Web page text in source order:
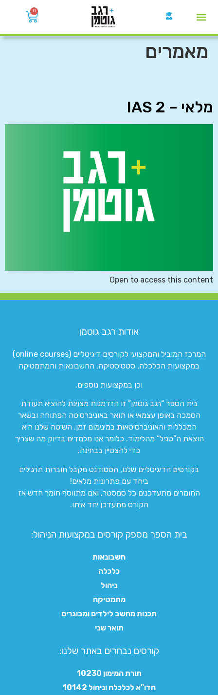
0
מאמרים
מלאי – IAS 2
Open to access this content
אודות רגב גוטמן
המרכז המוביל והמקצועי לקורסים דיגיטליים (online courses)
במקצועות הכלכלה, סטטיסטיקה, החשבונאות והמתמטיקה
וכן במקצועות נוספים.
בית הספר “רגב גוטמן” זו הזדמנות מצוינת להוציא תעודת
הסמכה באופן עצמאי או תואר באוניברסיטה הפתוחה ובשאר
המכללות והאוניברסיטאות במינימום זמן. השיטה שלנו היא
הוצאת ה”טפל” מהלימוד. כלומר אנו מלמדים בדיוק מה שצריך
כדי להצטיין בבחינה.
בקורסים הדיגיטליים שלנו, הסטודנט מקבל חוברות תרגילים
ביחד עם פתרונות מלאים!
החומרים מתעדכנים כל סמסטר, ואם מתווסף חומר חדש אז
הקורס מתעדכן יחד איתו.
בית הספר מספק קורסים במקצועות הניהול:
חשבונאות
כלכלה
ניהול
מתמטיקה
תכנות מחשב לילדים ומבוגרים
תואר שני
קורסים נבחרים באתר שלנו:​
תורת המימון 10230
חדו"א לכלכלה וניהול 10142